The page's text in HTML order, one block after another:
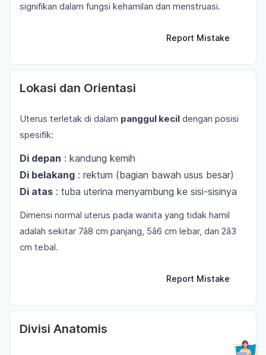
signifikan dalam fungsi kehamilan dan menstruasi.
Report Mistake
Lokasi dan Orientasi
Uterus terletak di dalam panggul kecil dengan posisi
spesifik:
Di depan : kandung kemih
Di belakang : rektum (bagian bawah usus besar)
Di atas : tuba uterina menyambung ke sisi-sisinya
Dimensi normal uterus pada wanita yang tidak hamil
adalah sekitar 7â8 cm panjang, 5â6 cm lebar, dan 2â3
cm tebal.
Report Mistake
Divisi Anatomis